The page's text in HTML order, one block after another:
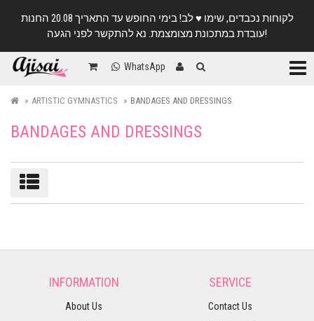
לקוחות נכבדים, שימו ♥️ לב! בימי החופש עד התאריך 20.08 החנות
עובדת במתכונת מצומצמת. נא להתקשר לפני הגעה!
WhatsApp
ARTISTIC GYMNASTICS BANDAGES AND DRESSINGS
BANDAGES AND DRESSINGS
Sort/filter
INFORMATION
About Us
SERVICE
Contact Us